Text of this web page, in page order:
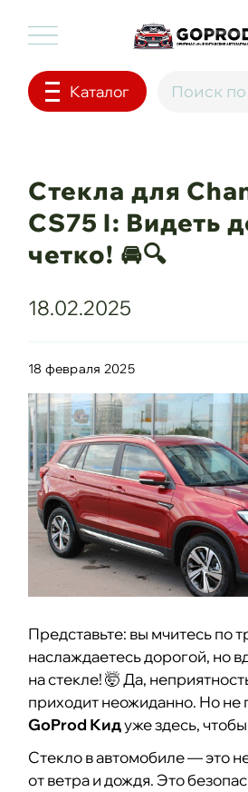
Каталог
Стекла для
CS75 I: Видеть
четко! 🚘🔍
18.02.2025
18 февраля 2025
Представьте: вы мчитесь по
наслаждаетесь дорогой, но
на стекле! 🤯 Да,
приходит неожиданно. Но
GoProd Кидуже здесь,
Стекло в автомобиле — это
от ветра и дождя. Это